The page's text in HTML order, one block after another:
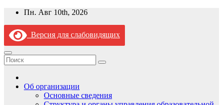
Перейти
содержимому
Пн. Авг 10th, 2026
Версия для слабовидящих
Об организации
Основные сведения